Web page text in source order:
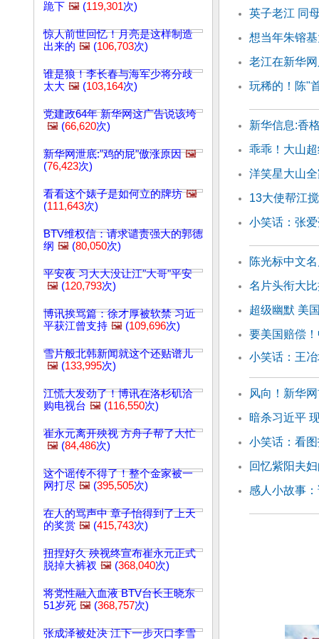
跪下 🖼️ (119,301次)
惊人前世回忆！月亮是这样制造
出来的 🖼️ (106,703次)
谁是狼！李长春与海军少将分歧
太大 🖼️ (103,164次)
党建政64年 新华网这广告说该垮
🖼️ (66,620次)
新华网泄底:"鸡的屁"傲涨原因 🖼️
(76,423次)
看看这个婊子是如何立的牌坊 🖼️
(111,643次)
BTV维权信：请求谴责强大的郭德
纲 🖼️ (80,050次)
平安夜 习大大没让江"大哥"平安
🖼️ (120,793次)
博讯挨骂篇：徐才厚被软禁 习近
平获江曾支持 🖼️ (109,696次)
雪片般北韩新闻就这个还贴谱儿
🖼️ (133,995次)
江慌大发劲了！博讯在洛杉矶洽
购电视台 🖼️ (116,550次)
崔永元离开殃视 方舟子帮了大忙
🖼️ (84,486次)
这个谣传不得了！整个金家被一
网打尽 🖼️ (395,505次)
在人的骂声中 章子怡得到了上天
的奖赏 🖼️ (415,743次)
扭捏好久 殃视终宣布崔永元正式
脱掉大裤衩 🖼️ (368,040次)
将党性融入血液 BTV台长王晓东
51岁死 🖼️ (368,757次)
张成泽被处决 江下一步灭口李雪
英子老江 同
想当年朱镕
老江在新华
玩稀的！陈"
新华信息:香
乖乖！大山
洋笑星大山
13大使帮江
小笑话：张
陈光标中文
名片头衔大
超级幽默 美
要美国赔偿
小笑话：王
风向！新华
暗杀习近平
小笑话：看
回忆紫阳夫
感人小故事